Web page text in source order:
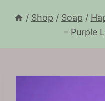
/ Shop / Soap /
– Purple